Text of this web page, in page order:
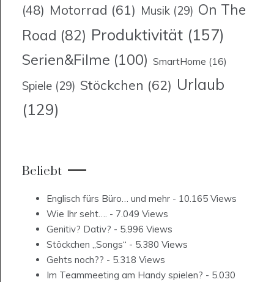
(48) Motorrad (61) Musik (29) On The
Road (82) Produktivität (157)
Serien&Filme (100) SmartHome (16)
Spiele (29) Stöckchen (62) Urlaub
(129)
Beliebt
Englisch fürs Büro… und mehr - 10.165 Views
Wie Ihr seht…. - 7.049 Views
Genitiv? Dativ? - 5.996 Views
Stöckchen „Songs“ - 5.380 Views
Gehts noch?? - 5.318 Views
Im Teammeeting am Handy spielen? - 5.030